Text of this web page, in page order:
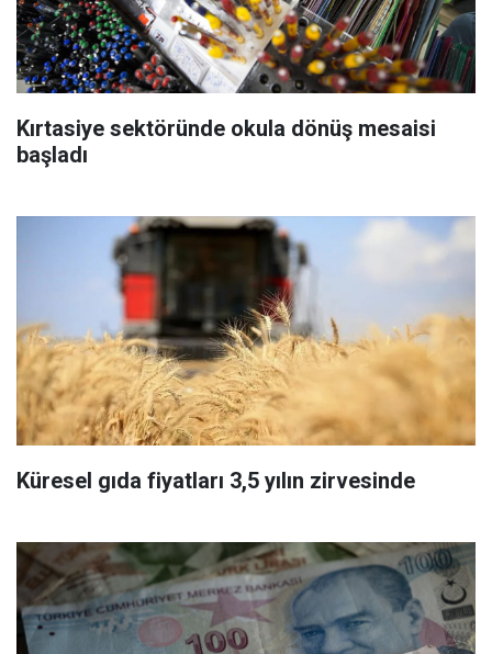
Kırtasiye sektöründe okula dönüş mesaisi
başladı
Küresel gıda fiyatları 3,5 yılın zirvesinde